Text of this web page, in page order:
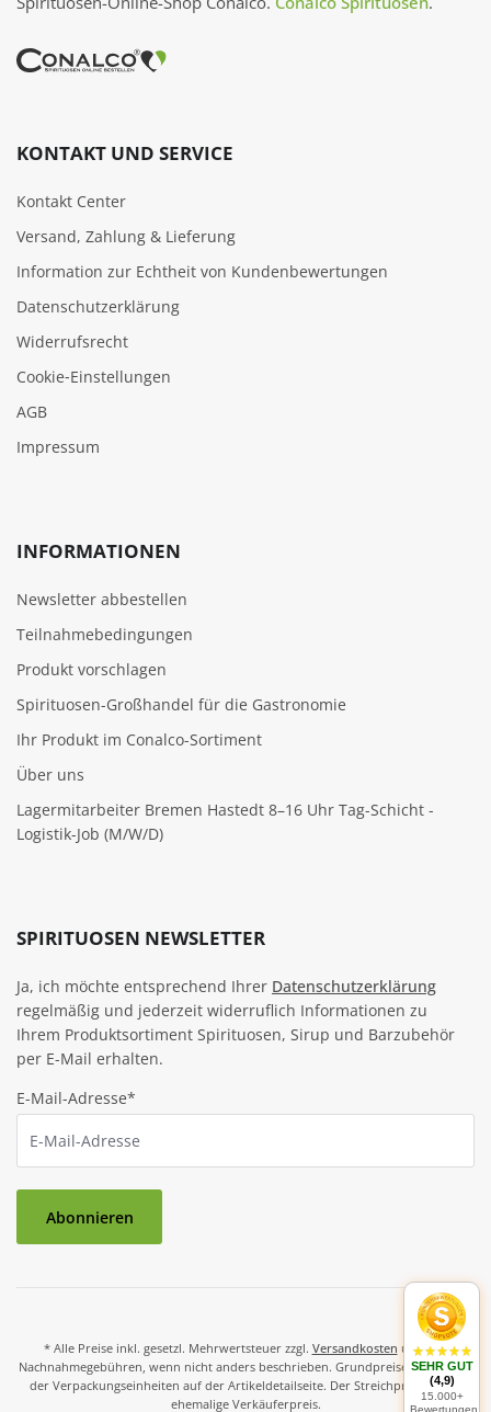
KONTAKT UND SERVICE
Kontakt Center
Versand, Zahlung & Lieferung
Information zur Echtheit von Kundenbewertungen
Datenschutzerklärung
Widerrufsrecht
Cookie‑Einstellungen
AGB
Impressum
INFORMATIONEN
Newsletter abbestellen
Teilnahmebedingungen
Produkt vorschlagen
Spirituosen-Großhandel für die Gastronomie
Ihr Produkt im Conalco-Sortiment
Über uns
Lagermitarbeiter Bremen Hastedt 8–16 Uhr Tag-Schicht -
Logistik-Job (M/W/D)
SPIRITUOSEN NEWSLETTER
Ja, ich möchte entsprechend Ihrer Datenschutzerklärung
regelmäßig und jederzeit widerruflich Informationen zu
Ihrem Produktsortiment Spirituosen, Sirup und Barzubehör
per E-Mail erhalten.
E-Mail-Adresse*
Abonnieren
* Alle Preise inkl. gesetzl. Mehrwertsteuer zzgl. Versandkosten und ggf.
Nachnahmegebühren, wenn nicht anders beschrieben. Grundpreise und Preise
der Verpackungseinheiten auf der Artikeldetailseite. Der Streichpreis ist der
ehemalige Verkäuferpreis.
SEHR GUT
(4,9)
15.000+
Bewertungen